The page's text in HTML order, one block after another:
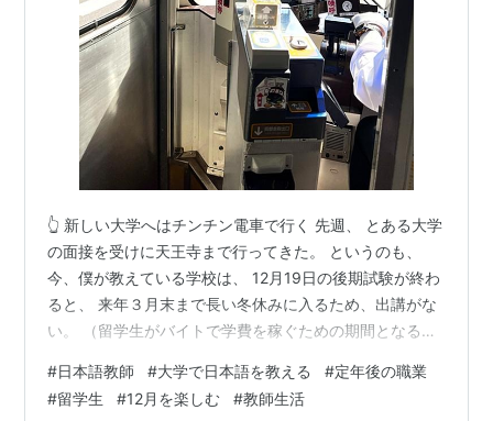
👆 新しい大学へはチンチン電車で行く 先週、 とある大学
の面接を受けに天王寺まで行ってきた。 というのも、
今、僕が教えている学校は、 12月19日の後期試験が終わ
ると、 来年３月末まで長い冬休みに入るため、出講がな
い。 （留学生がバイトで学費を稼ぐための期間となる）
れからも継続して教えていきたいと思っているが、 かと
いって、冬休みをぷらぷら過ごすのもナンなので、 非常
#日本語教師 #大学で日本語を教える #定年後の職業
#留学生 #12月を楽しむ #教師生活